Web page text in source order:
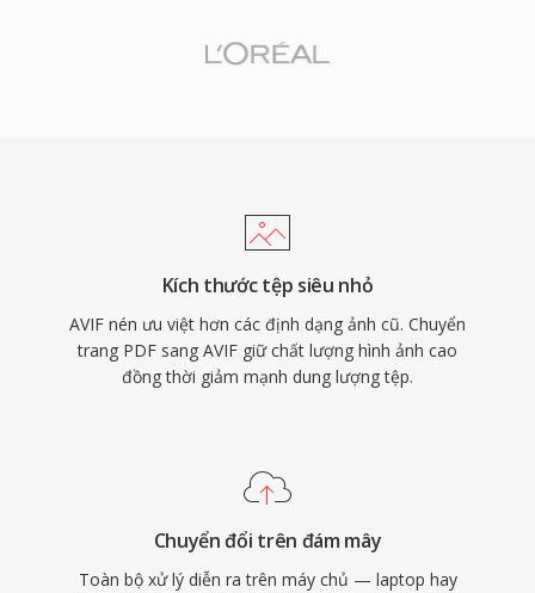
Kích thước tệp siêu nhỏ
AVIF nén ưu việt hơn các định dạng ảnh cũ. Chuyển
trang PDF sang AVIF giữ chất lượng hình ảnh cao
đồng thời giảm mạnh dung lượng tệp.
Chuyển đổi trên đám mây
Toàn bộ xử lý diễn ra trên máy chủ — laptop hay